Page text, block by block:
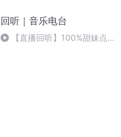
回听｜音乐电台
【直播回听】100%甜妹点唱